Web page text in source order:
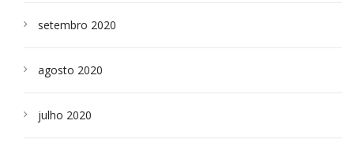
setembro 2020
agosto 2020
julho 2020